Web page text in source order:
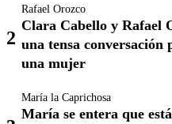
Rafael Orozco
Clara Cabello y Rafael
una tensa conversación
una mujer
María la Caprichosa
María se entera que está